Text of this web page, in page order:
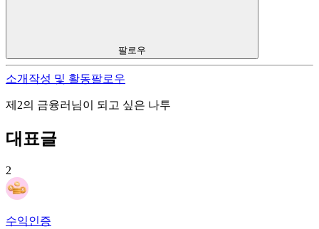
팔로우
소개 작성 및 활동팔로우
제2의 금융러님이 되고 싶은 나투
대표글
2
수익인증